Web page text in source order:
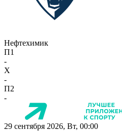
Нефтехимик
П1
-
X
-
П2
-
29 сентября 2026, Вт, 00:00